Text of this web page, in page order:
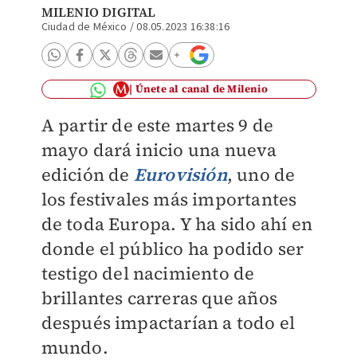
MILENIO DIGITAL
Ciudad de México /08.05.2023 16:38:16
Únete al canal de Milenio
A partir de este martes 9 de
mayo dará inicio una nueva
edición de Eurovisión, uno de
los festivales más importantes
de toda Europa. Y ha sido ahí en
donde el público ha podido ser
testigo del nacimiento de
brillantes carreras que años
después impactarían a todo el
mundo.